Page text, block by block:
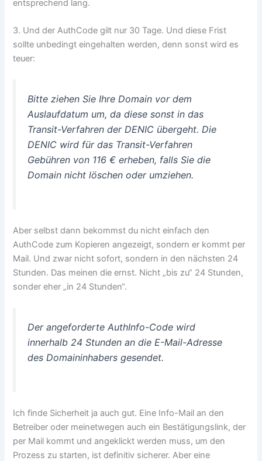
entsprechend lang.
3. Und der AuthCode gilt nur 30 Tage. Und diese Frist
sollte unbedingt eingehalten werden, denn sonst wird es
teuer:
Bitte ziehen Sie Ihre Domain vor dem
Auslaufdatum um, da diese sonst in das
Transit-Verfahren der DENIC übergeht. Die
DENIC wird für das Transit-Verfahren
Gebühren von 116 € erheben, falls Sie die
Domain nicht löschen oder umziehen.
Aber selbst dann bekommst du nicht einfach den
AuthCode zum Kopieren angezeigt, sondern er kommt per
Mail. Und zwar nicht sofort, sondern in den nächsten 24
Stunden. Das meinen die ernst. Nicht „bis zu“ 24 Stunden,
sonder eher „in 24 Stunden“.
Der angeforderte AuthInfo-Code wird
innerhalb 24 Stunden an die E-Mail-Adresse
des Domaininhabers gesendet.
Ich finde Sicherheit ja auch gut. Eine Info-Mail an den
Betreiber oder meinetwegen auch ein Bestätigungslink, der
per Mail kommt und angeklickt werden muss, um den
Prozess zu starten, ist definitiv sicherer. Aber eine